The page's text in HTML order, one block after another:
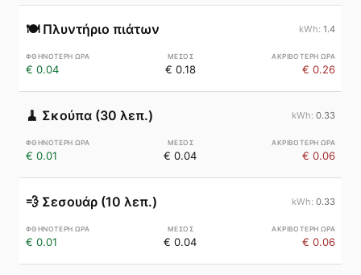
🍽️ Πλυντήριο πιάτων 1.4
€ 0.04 € 0.18 € 0.26
🧹 Σκούπα (30 λεπ.) 0.33
€ 0.01 € 0.04 € 0.06
💨 Σεσουάρ (10 λεπ.) 0.33
€ 0.01 € 0.04 € 0.06